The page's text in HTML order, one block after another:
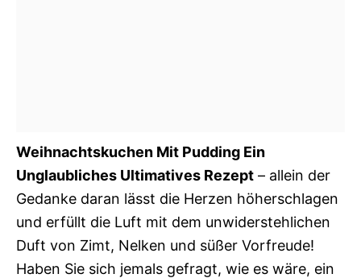
Weihnachtskuchen Mit Pudding Ein
Unglaubliches Ultimatives Rezept – allein der
Gedanke daran lässt die Herzen höherschlagen
und erfüllt die Luft mit dem unwiderstehlichen
Duft von Zimt, Nelken und süßer Vorfreude!
Haben Sie sich jemals gefragt, wie es wäre, ein